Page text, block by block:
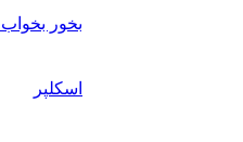
بخور
اسکلپر